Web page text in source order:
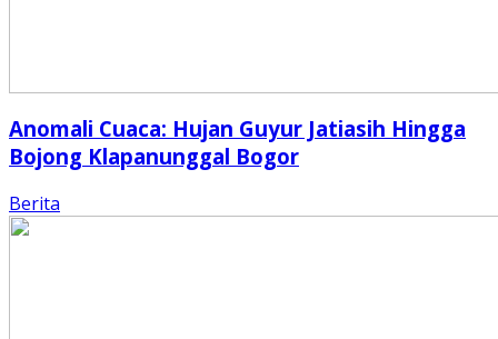
Anomali Cuaca: Hujan Guyur Jatiasih Hingga
Bojong Klapanunggal Bogor
Berita